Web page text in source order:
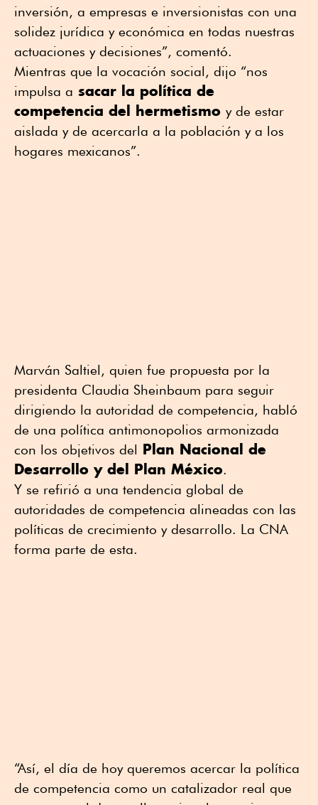
inversión, a empresas e inversionistas con una
solidez jurídica y económica en todas nuestras
actuaciones y decisiones”, comentó.
Mientras que la vocación social, dijo “nos
impulsa a sacar la política de
competencia del hermetismo y de estar
aislada y de acercarla a la población y a los
hogares mexicanos”.
Marván Saltiel, quien fue propuesta por la
presidenta Claudia Sheinbaum para seguir
dirigiendo la autoridad de competencia, habló
de una política antimonopolios armonizada
con los objetivos del Plan Nacional de
Desarrollo y del Plan México.
Y se refirió a una tendencia global de
autoridades de competencia alineadas con las
políticas de crecimiento y desarrollo. La CNA
forma parte de esta.
“Así, el día de hoy queremos acercar la política
de competencia como un catalizador real que